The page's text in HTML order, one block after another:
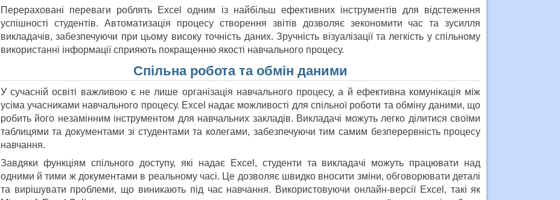
Перераховані переваги роблять Excel одним із найбільш ефективних інструментів для відстеження
успішності студентів. Автоматизація процесу створення звітів дозволяє зекономити час та зусилля
викладачів, забезпечуючи при цьому високу точність даних. Зручність візуалізації та легкість у спільному
використанні інформації сприяють покращенню якості навчального процесу.
Спільна робота та обмін даними
У сучасній освіті важливою є не лише організація навчального процесу, а й ефективна комунікація між
усіма учасниками навчального процесу. Excel надає можливості для спільної роботи та обміну даними, що
робить його незамінним інструментом для навчальних закладів. Викладачі можуть легко ділитися своїми
таблицями та документами зі студентами та колегами, забезпечуючи тим самим безперервність процесу
навчання.
Завдяки функціям спільного доступу, які надає Excel, студенти та викладачі можуть працювати над
одними й тими ж документами в реальному часі. Це дозволяє швидко вносити зміни, обговорювати деталі
та вирішувати проблеми, що виникають під час навчання. Використовуючи онлайн-версії Excel, такі як